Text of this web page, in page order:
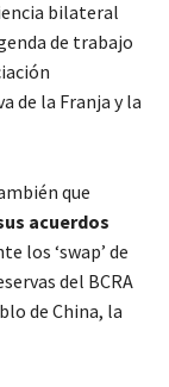
bilateral
de trabajo
de la Franja y la
que
acuerdos
los ‘swap’ de
del BCRA
de China, la